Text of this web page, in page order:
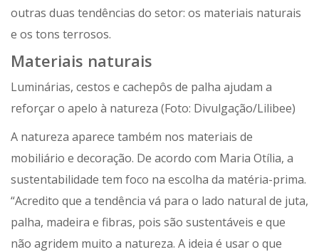
outras duas tendências do setor: os materiais naturais
e os tons terrosos.
Materiais naturais
Luminárias, cestos e cachepôs de palha ajudam a
reforçar o apelo à natureza (Foto: Divulgação/Lilibee)
A natureza aparece também nos materiais de
mobiliário e decoração. De acordo com Maria Otília, a
sustentabilidade tem foco na escolha da matéria-prima.
“Acredito que a tendência vá para o lado natural de juta,
palha, madeira e fibras, pois são sustentáveis e que
não agridem muito a natureza. A ideia é usar o que